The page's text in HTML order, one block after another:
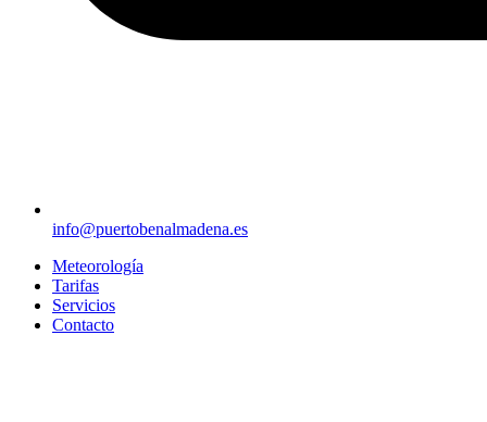
info@puertobenalmadena.es
Meteorología
Tarifas
Servicios
Contacto